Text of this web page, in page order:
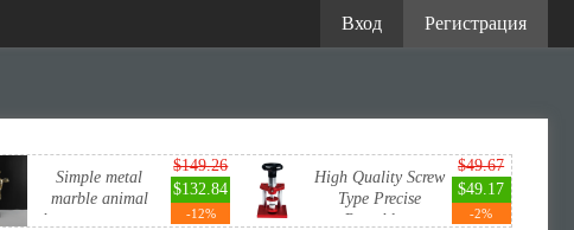
Simple metal
marble animal
horse ornamen...
$149.26
$132.84
-12%
High Quality Screw
Type Precise
Portable...
$49.67
$49.17
-2%
Регистрация
Вход